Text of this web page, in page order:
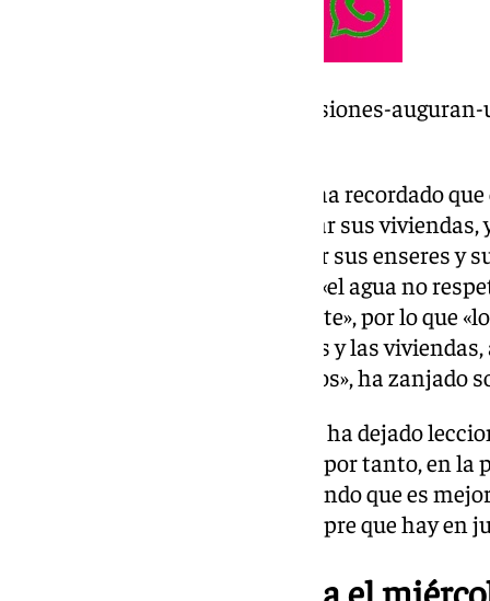
https://www.101tv.es/las-previsiones-
El presidente de la Diputación ha recordado
familias se negaron a abandonar sus viviendas,
su vivienda van a poder proteger sus enseres y
que en este tipo de situaciones «el agua no
todo lo que encuentra por delante», por lo que
la vida»: «Si se pierden los bienes y las
administraciones para ayudarlos», ha zanjado
Tras lo ocurrido en Valencia y si ha dejado
administraciones, ha insistido, por tanto, en la
atentos a estos avisos», destacando que es
en cuanto a la prevención, siempre que hay en
Avisos en Málaga para el